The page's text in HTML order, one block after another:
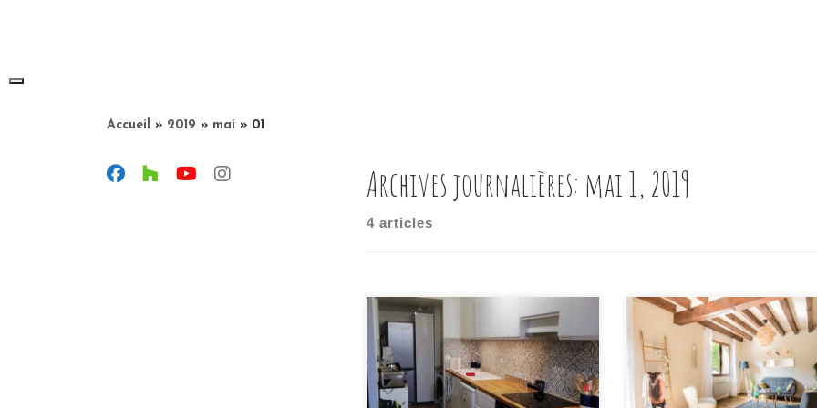
Accueil » 2019 » mai » 01
Archives journalières: mai 1, 2019
4 articles
Il est important lors de la
de sa maison de faire appel
des professionnels que
afin d’assurer un service
complet!! Ici outre quelques